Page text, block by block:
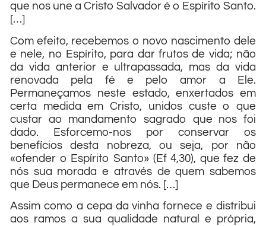
que nos une a Cristo Salvador é o Espírito Santo.
[…]
Com efeito, recebemos o novo nascimento dele
e nele, no Espírito, para dar frutos de vida; não
da vida anterior e ultrapassada, mas da vida
renovada pela fé e pelo amor a Ele.
Permaneçamos neste estado, enxertados em
certa medida em Cristo, unidos custe o que
custar ao mandamento sagrado que nos foi
dado. Esforcemo-nos por conservar os
benefícios desta nobreza, ou seja, por não
«ofender o Espírito Santo» (Ef 4,30), que fez de
nós sua morada e através de quem sabemos
que Deus permanece em nós. […]
Assim como a cepa da vinha fornece e distribui
aos ramos a sua qualidade natural e própria,